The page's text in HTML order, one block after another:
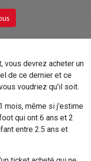
vous devrez acheter un
de ce dernier et ce
voudriez qu'il soit.
mois, même si j'estime
qui ont 6 ans et 2
entre 2.5 ans et